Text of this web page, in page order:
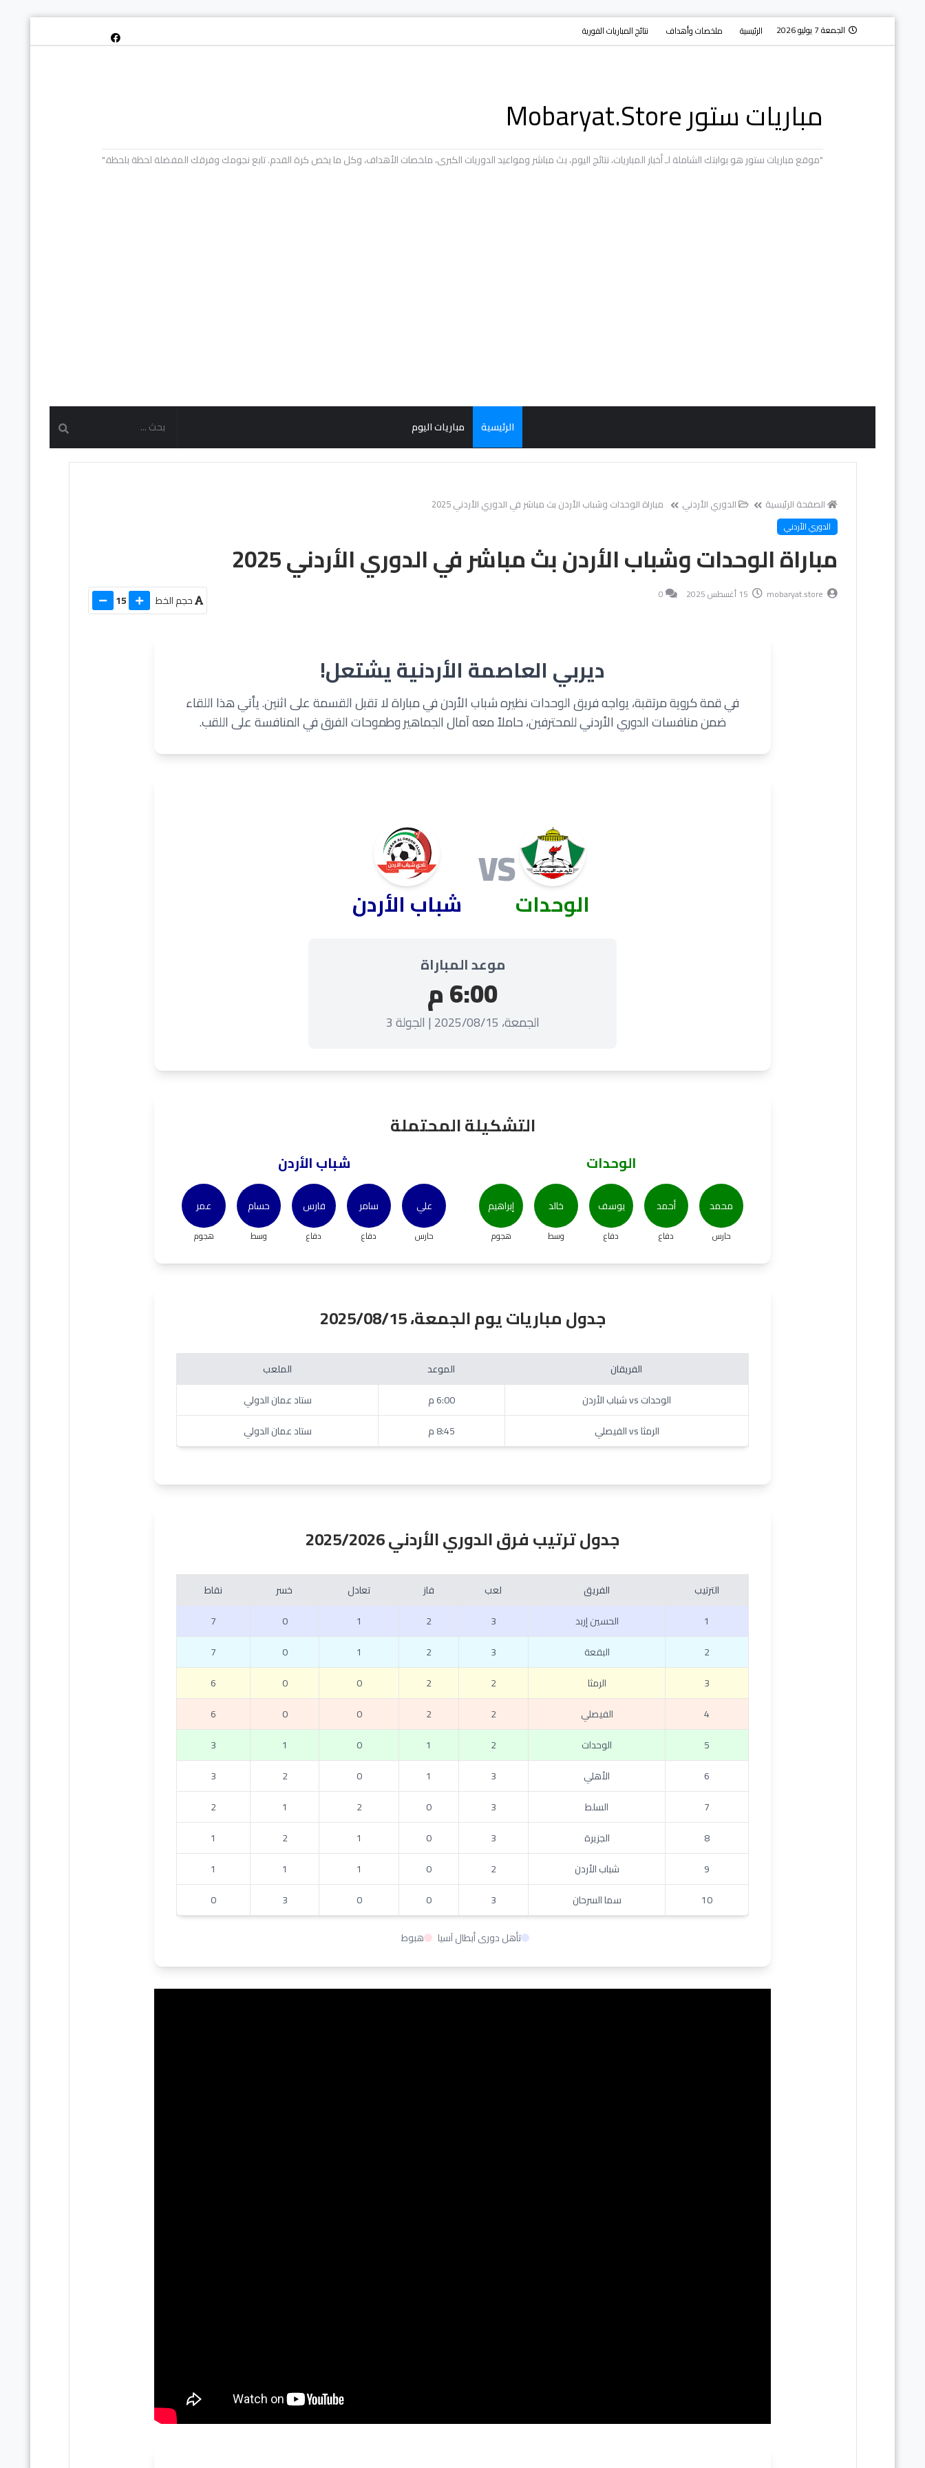
الجمعة 7 يوليو 2026 الرئيسية ملخصات وأهداف نتائج المباريات الفورية
مباريات ستور Mobaryat.Store
"موقع مباريات ستور هو بوابتك الشاملة لـ أخبار المباريات، نتائج اليوم، بث مباشر ومواعيد الدوريات الكبرى، ملخصات الأهداف، وكل ما يخص كرة القدم. تابع نجومك وفرقك المفضلة لحظة بلحظة."
الرئيسية مباريات اليوم
الصفحة الرئيسية الدوري الأردني مباراة الوحدات وشباب الأردن بث مباشر في الدوري الأردني 2025
الدوري الأردني
مباراة الوحدات وشباب الأردن بث مباشر في الدوري الأردني 2025
mobaryat.store
0 حجم الخط 15
ديربي العاصمة الأردنية يشتعل!
في قمة كروية مرتقبة، يواجه فريق الوحدات نظيره شباب الأردن في مباراة لا تقبل القسمة على اثنين. يأتي هذا اللقاء
ضمن منافسات الدوري الأردني للمحترفين، حاملاً معه آمال الجماهير وطموحات الفرق في المنافسة على اللقب.
الوحدات
VS
شباب الأردن
موعد المباراة
6:00 م
الجمعة، 2025/08/15 | الجولة 3
التشكيلة المحتملة
الوحدات
محمد
حارس
أحمد
دفاع
يوسف
دفاع
خالد
وسط
إبراهيم
هجوم
شباب الأردن
علي
حارس
سامر
دفاع
فارس
دفاع
حسام
وسط
عمر
هجوم
جدول مباريات يوم الجمعة، 2025/08/15
الفريقان الموعد
الملعب
الوحدات vs شباب الأردن
6:00 م
ستاد عمان الدولي
الرمثا vs الفيصلي
8:45 م ستاد عمان الدولي
جدول ترتيب فرق الدوري الأردني 2025/2026
الترتيب الفريق لعب فاز تعادل خسر
نقاط
1
الحسين إربد 3
2
1
0
7
2
البقعة 3
2
1
0
7
3
الرمثا 2
2
0
0
6
4
الفيصلي 2
2
0
0
6
5
الوحدات 2
1
0
1
3
6
الأهلي 3
1
0
2
3
7
السلط 3
0
2
1
2
8
الجزيرة 3
0
1
2
1
9
شباب الأردن 2
0
1
1
1
10
سما السرحان 3
0
0
3
0
تأهل دوري أبطال آسيا هبوط